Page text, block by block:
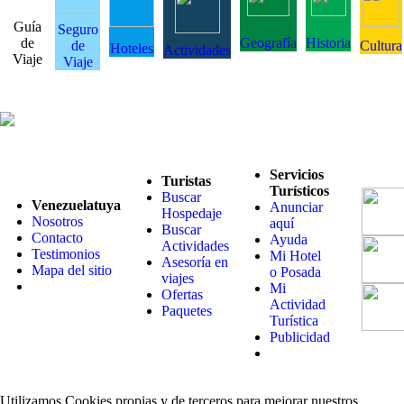
Guía
de
Viaje
Seguro
de
Viaje
Hoteles Actividades Geografía Historia Cultura
Venezuelatuya
Nosotros
Contacto
Testimonios
Mapa del sitio
Turistas
Buscar
Hospedaje
Buscar
Actividades
Asesoría en
viajes
Ofertas
Paquetes
Servicios
Turísticos
Anunciar
aquí
Ayuda
Mi Hotel
o Posada
Mi
Actividad
Turística
Publicidad
Utilizamos Cookies propias y de terceros para mejorar nuestros